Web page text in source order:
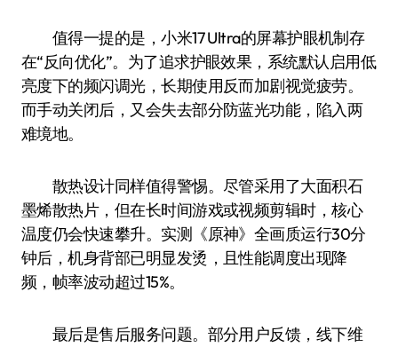
值得一提的是，小米17 Ultra的屏幕护眼机制存
在“反向优化”。为了追求护眼效果，系统默认启用低
亮度下的频闪调光，长期使用反而加剧视觉疲劳。
而手动关闭后，又会失去部分防蓝光功能，陷入两
难境地。
散热设计同样值得警惕。尽管采用了大面积石
墨烯散热片，但在长时间游戏或视频剪辑时，核心
温度仍会快速攀升。实测《原神》全画质运行30分
钟后，机身背部已明显发烫，且性能调度出现降
频，帧率波动超过15%。
最后是售后服务问题。部分用户反馈，线下维